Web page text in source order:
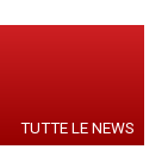
TUTTE LE NEWS